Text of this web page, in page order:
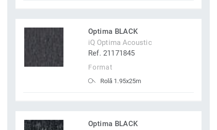
Optima BLACK
iQ Optima Acoustic
Ref. 21171845
Format
Rolă 1.95x25m
Optima BLACK